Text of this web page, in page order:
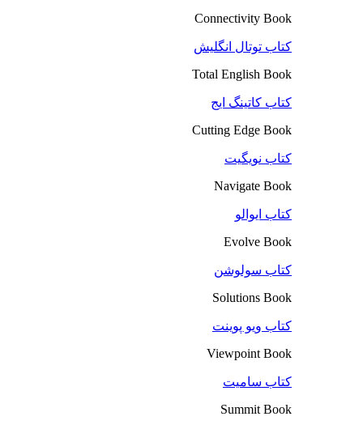
Connectivity Book
کتاب توتال انگلیش
Total English Book
کتاب کاتینگ ایج
Cutting Edge Book
کتاب نویگیت
Navigate Book
کتاب ایوالو
Evolve Book
کتاب سولوشن
Solutions Book
کتاب ویو پوینت
Viewpoint Book
کتاب سامیت
Summit Book